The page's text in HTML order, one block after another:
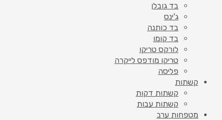
בד גובלן
ג'ינס
בד כותנה
בד קומו
לורקס טריקו
טריקו מודפס לייקרה
פליסה
קשתות
קשתות דקות
קשתות עבות
מטפחות ערב